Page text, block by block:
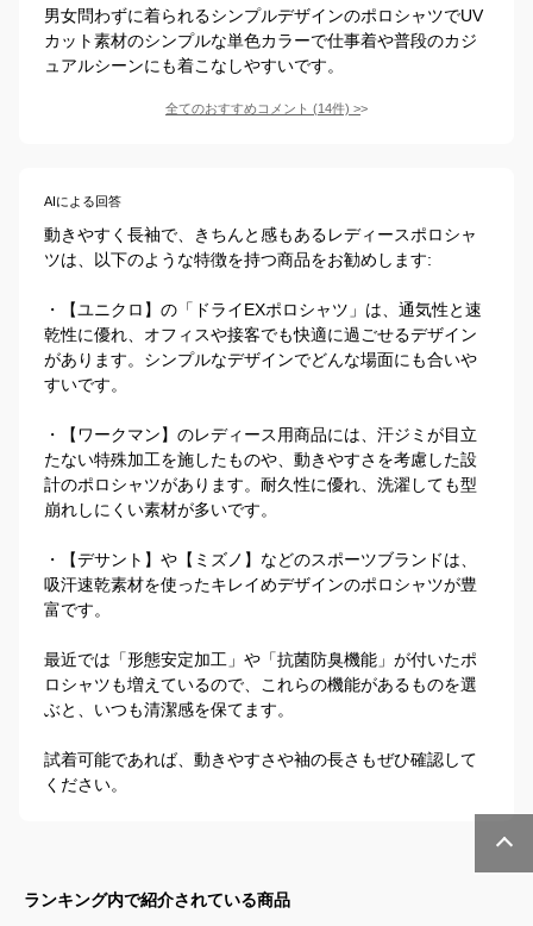
男女問わずに着られるシンプルデザインのポロシャツでUV
カット素材のシンプルな単色カラーで仕事着や普段のカジ
ュアルシーンにも着こなしやすいです。
全てのおすすめコメント (14件) >
AIによる回答
動きやすく長袖で、きちんと感もあるレディースポロシャ
ツは、以下のような特徴を持つ商品をお勧めします:
・【ユニクロ】の「ドライEXポロシャツ」は、通気性と速
乾性に優れ、オフィスや接客でも快適に過ごせるデザイン
があります。シンプルなデザインでどんな場面にも合いや
すいです。
・【ワークマン】のレディース用商品には、汗ジミが目立
たない特殊加工を施したものや、動きやすさを考慮した設
計のポロシャツがあります。耐久性に優れ、洗濯しても型
崩れしにくい素材が多いです。
・【デサント】や【ミズノ】などのスポーツブランドは、
吸汗速乾素材を使ったキレイめデザインのポロシャツが豊
富です。
最近では「形態安定加工」や「抗菌防臭機能」が付いたポ
ロシャツも増えているので、これらの機能があるものを選
ぶと、いつも清潔感を保てます。
試着可能であれば、動きやすさや袖の長さもぜひ確認して
ください。
ランキング内で紹介されている商品